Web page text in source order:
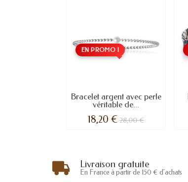
EN PROMO !
Bracelet argent avec perle
véritable de...
18,20 € 28,00 €
Livraison gratuite
En France à partir de 150 € d'achats